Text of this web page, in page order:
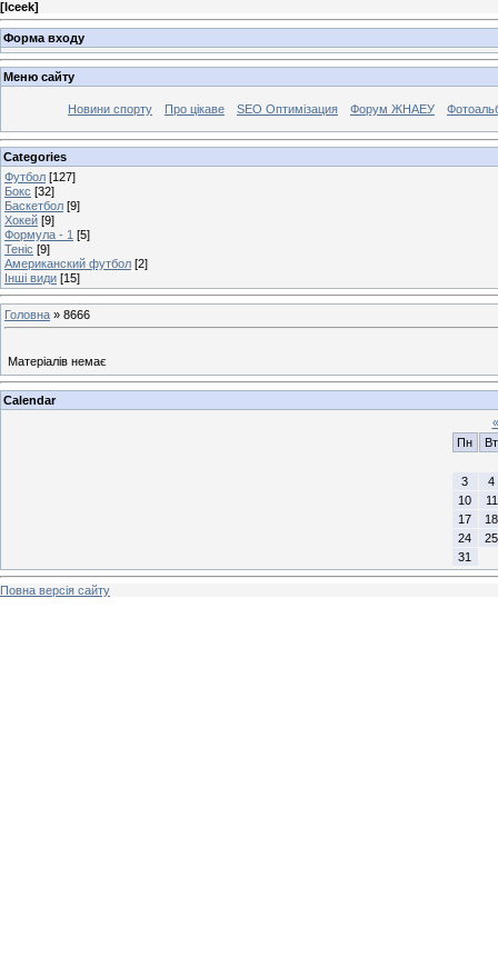
[Iceek]
Форма входу
Меню сайту
Новини спорту Про цікаве SEO Оптимізация Форум ЖНАЕУ
Categories
Футбол [127]
Бокс [32]
Баскетбол [9]
Хокей [9]
Формула - 1 [5]
Теніс [9]
Американский футбол [2]
Інші види [15]
Головна » 8666
Матеріалів немає
Calendar
«
Пн
Вт
3
4
10
11
17
18
24
25
31
Повна версія сайту